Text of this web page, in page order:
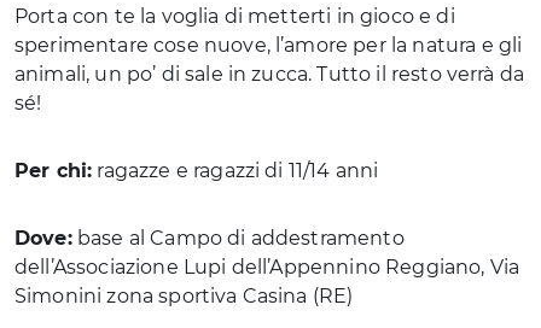
Porta con te la voglia di metterti in gioco e di
sperimentare cose nuove, l’amore per la natura e gli
animali, un po’ di sale in zucca. Tutto il resto verrà da
sé!
Per chi: ragazze e ragazzi di 11/14 anni
Dove:base al Campo di addestramento
dell’Associazione Lupi dell’Appennino Reggiano, Via
Simonini zona sportiva Casina (RE)